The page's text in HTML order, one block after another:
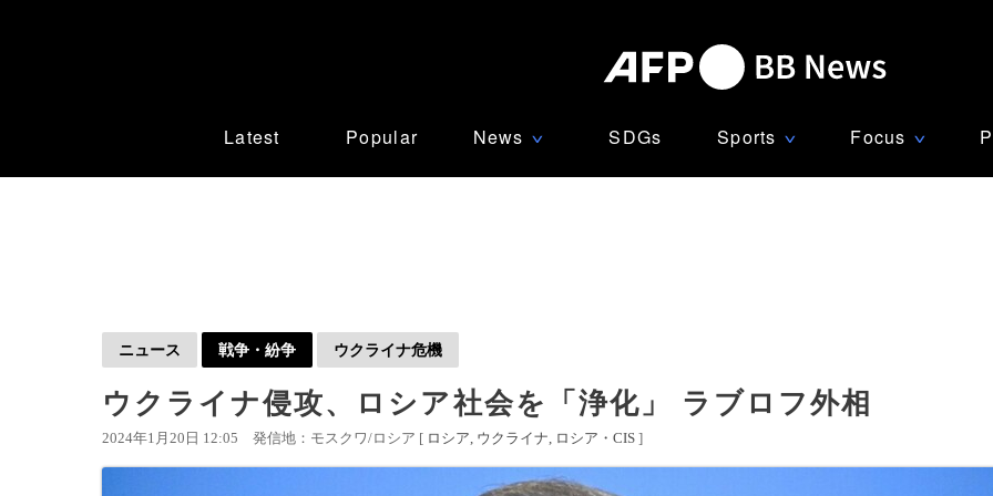
Latest Popular News ∨ SDGs Sports ∨ Focus ∨
ニュース 戦争・紛争 ウクライナ危機
ウクライナ侵攻、ロシア社会を「浄化」 ラブロフ外相
2024年1月20日 12:05 発信地：モスクワ/ロシア [ ロシア ウクライナ ロシア・CIS ]